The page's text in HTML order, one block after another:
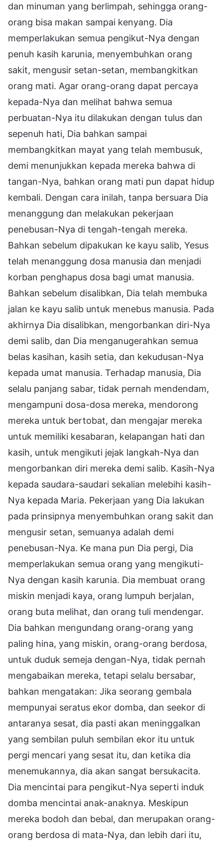
dan minuman yang berlimpah, sehingga orang-
orang bisa makan sampai kenyang. Dia
memperlakukan semua pengikut-Nya dengan
penuh kasih karunia, menyembuhkan orang
sakit, mengusir setan-setan, membangkitkan
orang mati. Agar orang-orang dapat percaya
kepada-Nya dan melihat bahwa semua
perbuatan-Nya itu dilakukan dengan tulus dan
sepenuh hati, Dia bahkan sampai
membangkitkan mayat yang telah membusuk,
demi menunjukkan kepada mereka bahwa di
tangan-Nya, bahkan orang mati pun dapat hidup
kembali. Dengan cara inilah, tanpa bersuara Dia
menanggung dan melakukan pekerjaan
penebusan-Nya di tengah-tengah mereka.
Bahkan sebelum dipakukan ke kayu salib, Yesus
telah menanggung dosa manusia dan menjadi
korban penghapus dosa bagi umat manusia.
Bahkan sebelum disalibkan, Dia telah membuka
jalan ke kayu salib untuk menebus manusia. Pada
akhirnya Dia disalibkan, mengorbankan diri-Nya
demi salib, dan Dia menganugerahkan semua
belas kasihan, kasih setia, dan kekudusan-Nya
kepada umat manusia. Terhadap manusia, Dia
selalu panjang sabar, tidak pernah mendendam,
mengampuni dosa-dosa mereka, mendorong
mereka untuk bertobat, dan mengajar mereka
untuk memiliki kesabaran, kelapangan hati dan
kasih, untuk mengikuti jejak langkah-Nya dan
mengorbankan diri mereka demi salib. Kasih-Nya
kepada saudara-saudari sekalian melebihi kasih-
Nya kepada Maria. Pekerjaan yang Dia lakukan
pada prinsipnya menyembuhkan orang sakit dan
mengusir setan, semuanya adalah demi
penebusan-Nya. Ke mana pun Dia pergi, Dia
memperlakukan semua orang yang mengikuti-
Nya dengan kasih karunia. Dia membuat orang
miskin menjadi kaya, orang lumpuh berjalan,
orang buta melihat, dan orang tuli mendengar.
Dia bahkan mengundang orang-orang yang
paling hina, yang miskin, orang-orang berdosa,
untuk duduk semeja dengan-Nya, tidak pernah
mengabaikan mereka, tetapi selalu bersabar,
bahkan mengatakan: Jika seorang gembala
mempunyai seratus ekor domba, dan seekor di
antaranya sesat, dia pasti akan meninggalkan
yang sembilan puluh sembilan ekor itu untuk
pergi mencari yang sesat itu, dan ketika dia
menemukannya, dia akan sangat bersukacita.
Dia mencintai para pengikut-Nya seperti induk
domba mencintai anak-anaknya. Meskipun
mereka bodoh dan bebal, dan merupakan orang-
orang berdosa di mata-Nya, dan lebih dari itu,